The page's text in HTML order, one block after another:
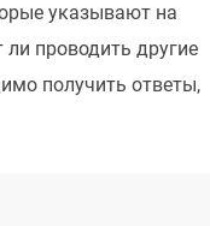
указывают на
проводить другие
получить ответы,